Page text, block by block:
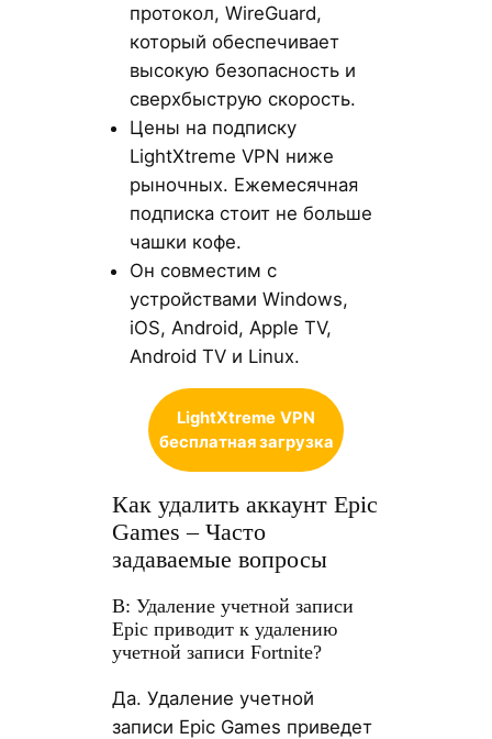
протокол, WireGuard,
который обеспечивает
высокую безопасность и
сверхбыструю скорость.
Цены на подписку
LightXtreme VPN ниже
рыночных. Ежемесячная
подписка стоит не больше
чашки кофе.
Он совместим с
устройствами Windows,
iOS, Android, Apple TV,
Android TV и Linux.
LightXtreme VPN
бесплатная загрузка
Как удалить аккаунт Epic
Games – Часто
задаваемые вопросы
В: Удаление учетной записи
Epic приводит к удалению
учетной записи Fortnite?
Да. Удаление учетной
записи Epic Games приведет